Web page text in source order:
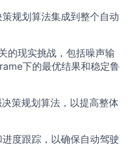
规划算法集成到整个自动
的现实挑战，包括噪声输
下的最优结果和稳定鲁
策规划算法，以提高整体
度跟踪，以确保自动驾驶